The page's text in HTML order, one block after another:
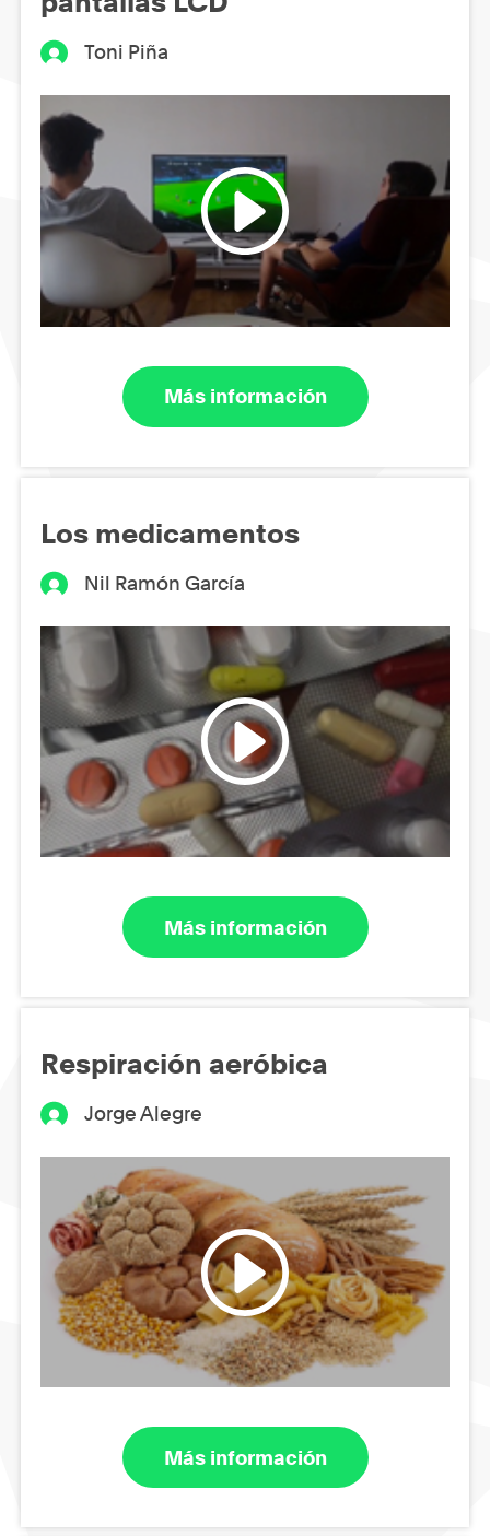
Toni Piña
Más información
Los medicamentos
Nil Ramón García
Más información
Respiración aeróbica
Jorge Alegre
Más información